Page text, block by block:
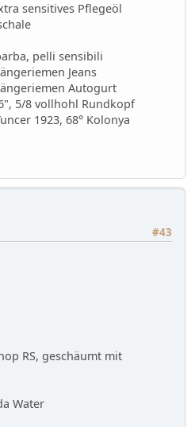
sensitives Pflegeöl
pelli sensibili
Jeans
Autogurt
5/8 vollhohl Rundkopf
1923, 68° Kolonya
#43
RS, geschäumt mit
Water